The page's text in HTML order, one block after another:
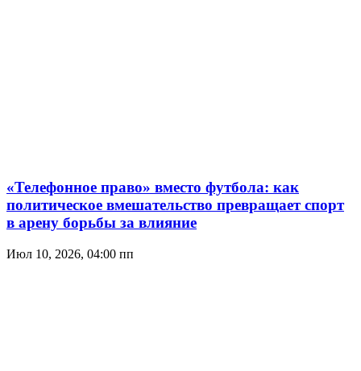
«Телефонное право» вместо футбола: как
политическое вмешательство превращает спорт
в арену борьбы за влияние
Июл 10, 2026, 04:00 пп